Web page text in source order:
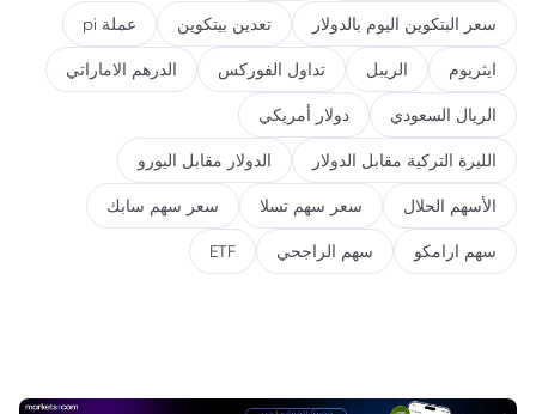
سعر البتكوين اليوم بالدولار تعدين بيتكوين عملة pi
ايثريوم الريبل تداول الفوركس الدرهم الاماراتي
الريال السعودي دولار أمريكي
الليرة التركية مقابل الدولار الدولار مقابل اليورو
الأسهم الحلال سعر سهم تسلا سعر سهم سابك
سهم ارامكو سهم الراجحي ETF